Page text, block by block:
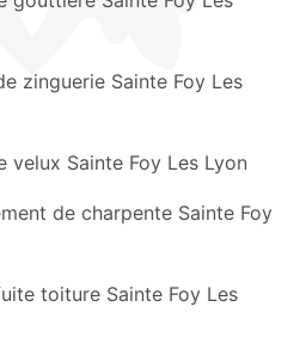
zinguerie Sainte Foy Les
velux Sainte Foy Les Lyon
de charpente Sainte Foy
toiture Sainte Foy Les